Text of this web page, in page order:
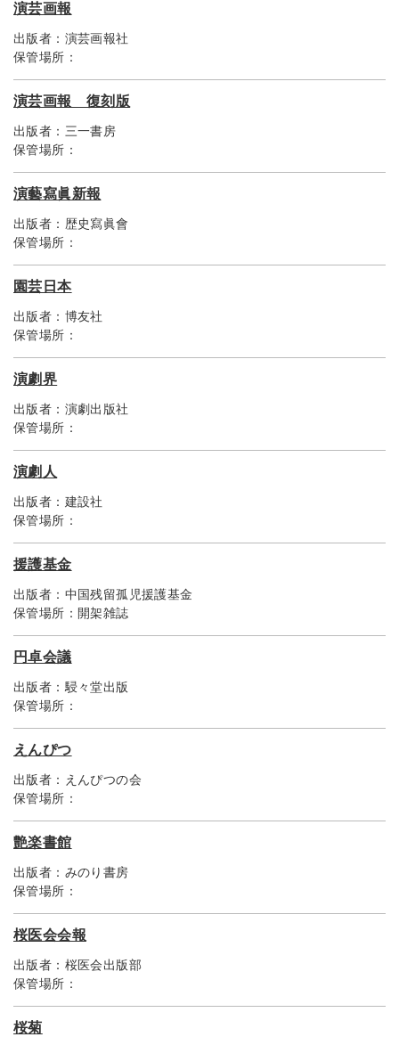
演芸画報
出版者： 演芸画報社
保管場所：
演芸画報 復刻版
出版者： 三一書房
保管場所：
演藝寫眞新報
出版者： 歴史寫眞會
保管場所：
園芸日本
出版者： 博友社
保管場所：
演劇界
出版者： 演劇出版社
保管場所：
演劇人
出版者： 建設社
保管場所：
援護基金
出版者： 中国残留孤児援護基金
保管場所： 開架雑誌
円卓会議
出版者：駸々堂出版
保管場所：
えんぴつ
出版者： えんぴつの会
保管場所：
艶楽書館
出版者： みのり書房
保管場所：
桜医会会報
出版者： 桜医会出版部
保管場所：
桜菊